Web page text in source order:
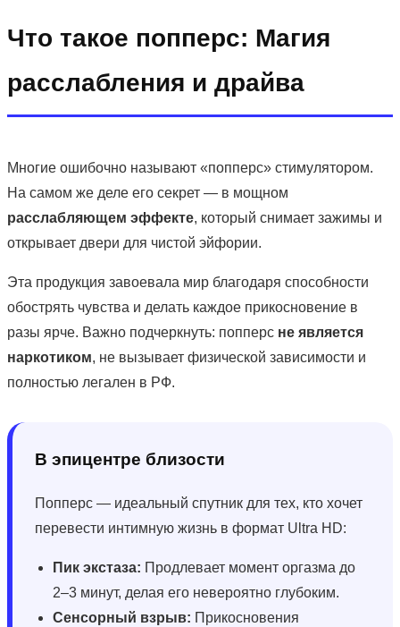
Что такое попперс: Магия
расслабления и драйва
Многие ошибочно называют «попперс» стимулятором.
На самом же деле его секрет — в мощном
расслабляющем эффекте, который снимает зажимы и
открывает двери для чистой эйфории.
Эта продукция завоевала мир благодаря способности
обострять чувства и делать каждое прикосновение в
разы ярче. Важно подчеркнуть: попперс не является
наркотиком, не вызывает физической зависимости и
полностью легален в РФ.
В эпицентре близости
Попперс — идеальный спутник для тех, кто хочет
перевести интимную жизнь в формат Ultra HD:
Пик экстаза: Продлевает момент оргазма до
2–3 минут, делая его невероятно глубоким.
Сенсорный взрыв: Прикосновения